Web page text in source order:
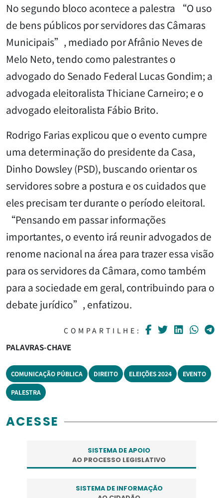
No segundo bloco acontece a palestra “O uso
de bens públicos por servidores das Câmaras
Municipais”, mediado por Afrânio Neves de
Melo Neto, tendo como palestrantes o
advogado do Senado Federal Lucas Gondim; a
advogada eleitoralista Thiciane Carneiro; e o
advogado eleitoralista Fábio Brito.
Rodrigo Farias explicou que o evento cumpre
uma determinação do presidente da Casa,
Dinho Dowsley (PSD), buscando orientar os
servidores sobre a postura e os cuidados que
eles precisam ter durante o período eleitoral.
“Pensando em passar informações
importantes, o evento irá reunir advogados de
renome nacional na área para trazer essa visão
para os servidores da Câmara, como também
para a sociedade em geral, contribuindo para o
debate jurídico”, enfatizou.
COMPARTILHE:
PALAVRAS-CHAVE
COMUNICAÇÃO PÚBLICA DIREITO ELEIÇÕES 2024 EVENTO
PALESTRA
ACESSE
SISTEMA DE APOIO
AO PROCESSO LEGISLATIVO
SISTEMA DE INFORMAÇÃO